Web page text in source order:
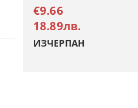
€9.66
18.89лв.
ИЗЧЕРПАН